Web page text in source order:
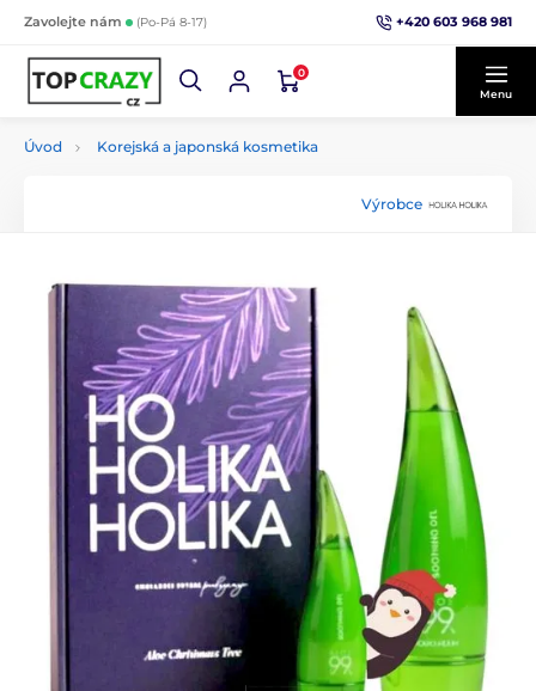
Zavolejte nám (Po-Pá 8-17) +420 603 968 981
0
Menu
Úvod Korejská a japonská kosmetika
Výrobce